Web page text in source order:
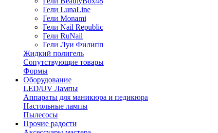
Гели LunaLine
Гели Monami
Гели Nail Republic
Гели RuNail
Гели Луи Филипп
Жидкий полигель
Сопутствующие товары
Формы
Оборудование
LED/UV Лампы
Аппараты для маникюра и педикюра
Настольные лампы
Пылесосы
Прочие радости